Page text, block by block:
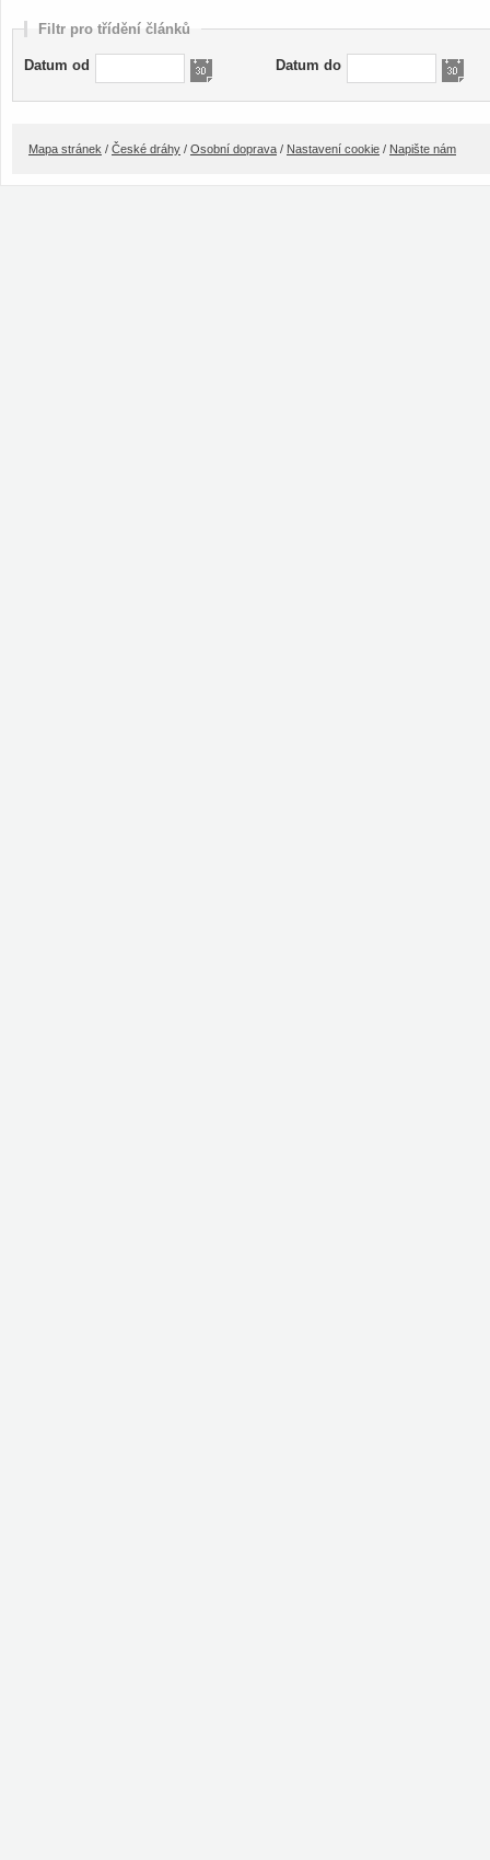
Filtr pro třídění článků
Datum od Datum do
Mapa stránek / České dráhy / Osobní doprava / Nastavení cookie / Napište nám